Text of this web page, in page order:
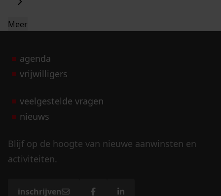
Meer
agenda
vrijwilligers
veelgestelde vragen
nieuws
Blijf op de hoogte van nieuwe aanwinsten en
activiteiten.
inschrijven